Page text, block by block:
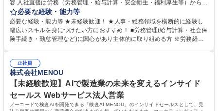
容 入社直後は労務（労務管理・給与計算・安全衛生・福利厚生等）からお
任せいたします。将来は総務・採用・教育業務へ守備範囲を広げ、組織運
営を支えるゼネラリストをめざせます。 ・初期業務：労働時間管理、給与
計算、社会保険対応、福利厚生管理、安全衛生、健康経営推進等をお任せ
します。ご経験に応じて、休職者管理など、幅広く経験を積んでいただき
幅広く経験を積みたい意欲がある方に最適な環境です。 募集職種 【総
務・人事】未経験歓迎/日立グループ/組織運営を支えるゼネラリストを目
指す
必要な経験・能力等
必要な経験・能力等 ★未経験歓迎！ ★人事・総務領域を横断的に経験し
幅広いスキルを身につけたい方におすすめ！ ■労務管理(給与計算・社会保
険手続き・勤怠管理など)に関心があり主体的に取り組める方 ※労務経験
のご経験 ■労務管理（給与計算・社会保険手続き・勤怠管理など）の経験
■衛生管理者の資格をお持ちの方 学歴・資格 学歴：大学院 大学 高専 短大
専修学校 高校 語学力： 資格：
正社員
株式会社MENOU
【未経験歓迎】AIで製造業の未来を変えるインサイド
セールス Webサービス法人営業
ノーコードで検査AIを開発できる「検査AI MENOU」のインサイドセールスとして、見